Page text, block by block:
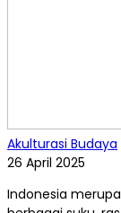
Akulturasi Budaya
26 April 2025
Indonesia